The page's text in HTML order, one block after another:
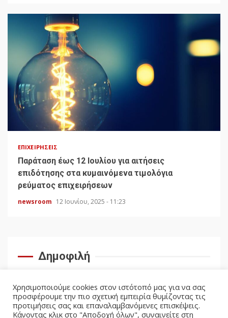
ΕΠΙΧΕΙΡΉΣΕΙΣ
Παράταση έως 12 Ιουλίου για αιτήσεις
επιδότησης στα κυμαινόμενα τιμολόγια
ρεύματος επιχειρήσεων
newsroom 12 Ιουνίου, 2025 - 11:23
Δημοφιλή
Χρησιμοποιούμε cookies στον ιστότοπό μας για να σας
προσφέρουμε την πιο σχετική εμπειρία θυμίζοντας τις
προτιμήσεις σας και επαναλαμβανόμενες επισκέψεις.
Κάνοντας κλικ στο "Αποδοχή όλων", συναινείτε στη